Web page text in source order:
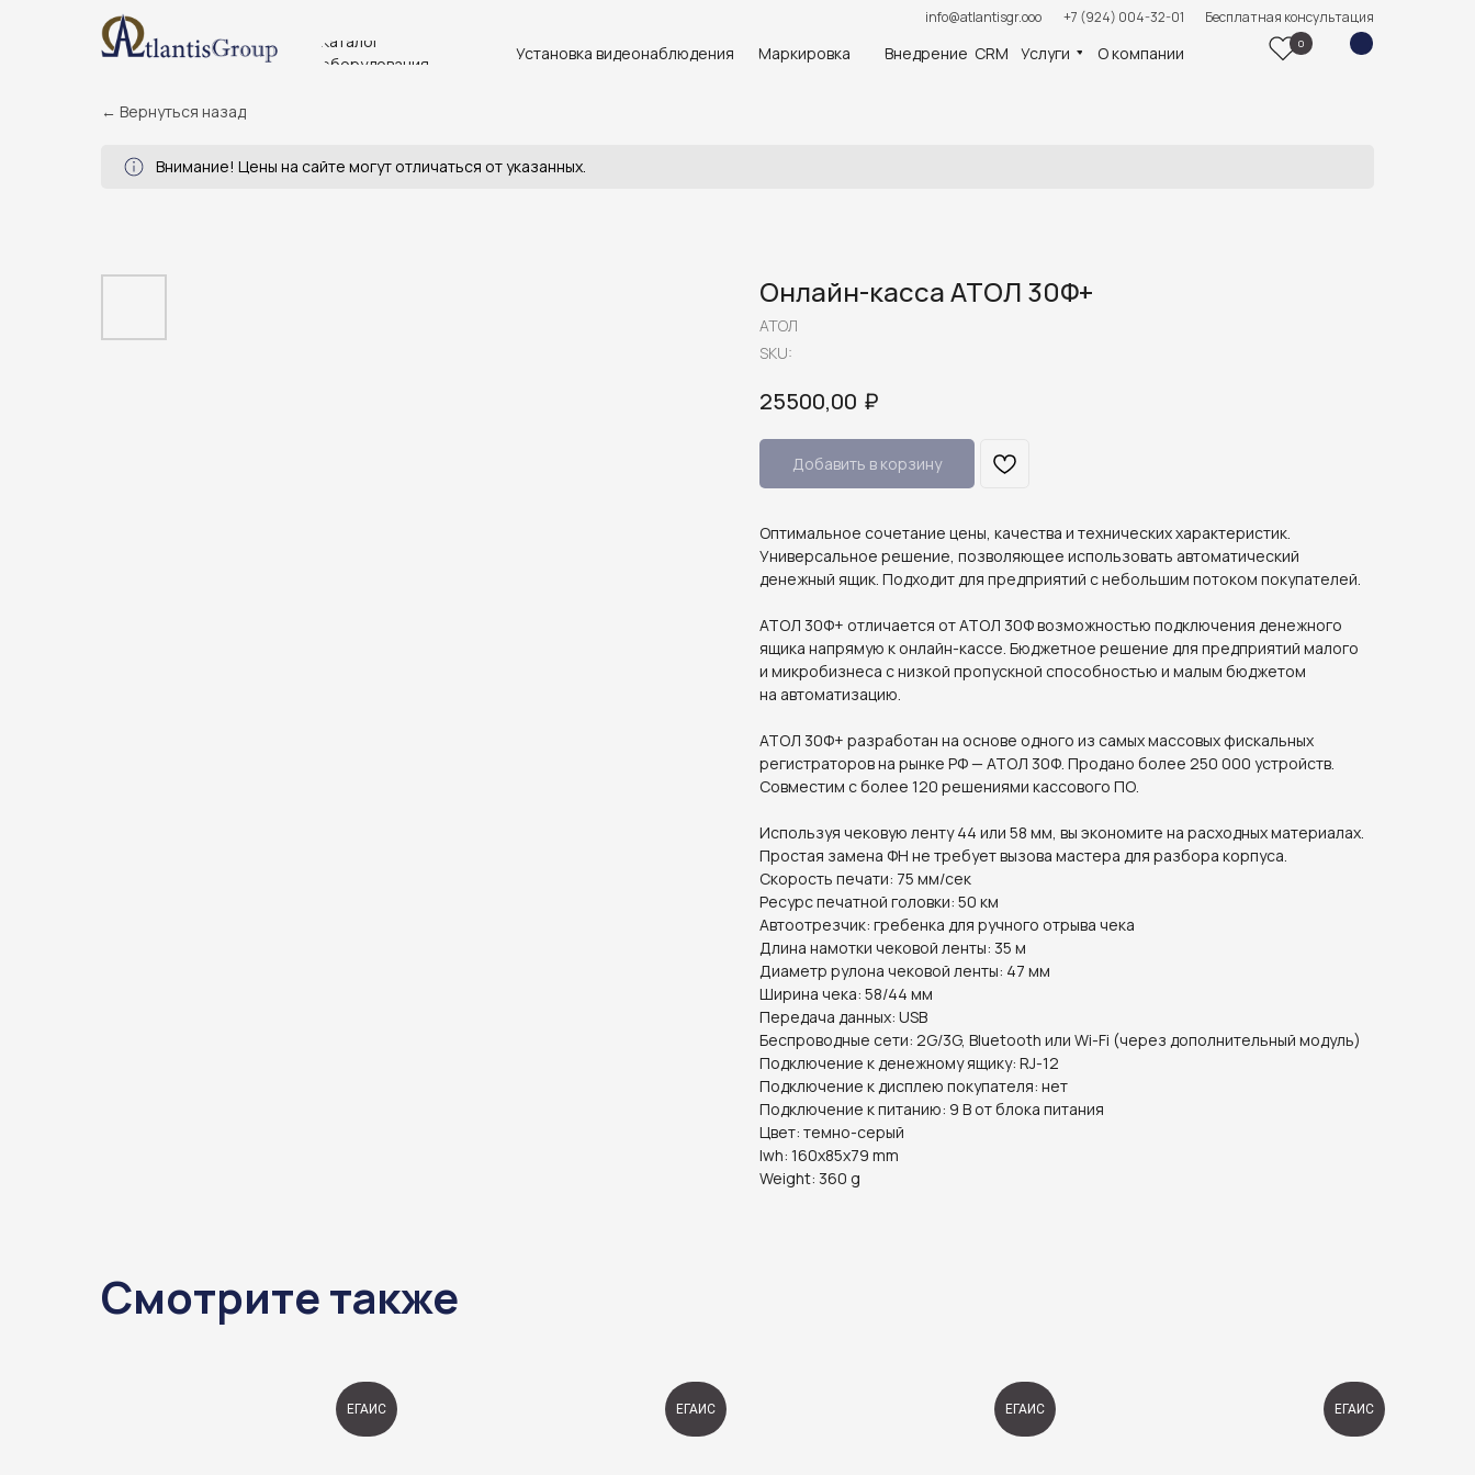
Бесплатная консультация
+7 (924) 004-32-01
info@atlantisgr.ooo
0
Установка видеонаблюдения
Каталог
оборудования
Маркировка Услуги О компании
Внедрение CRM
← Вернуться назад
Внимание! Цены на сайте могут отличаться от указанных.
Онлайн-касса АТОЛ 30Ф+
АТОЛ
SKU:
25500,00 ₽
Добавить в корзину
Оптимальное сочетание цены, качества и технических характеристик.
Универсальное решение, позволяющее использовать автоматический
денежный ящик. Подходит для предприятий с небольшим потоком покупателей.
АТОЛ 30Ф+ отличается от АТОЛ 30Ф возможностью подключения денежного
ящика напрямую к онлайн-кассе. Бюджетное решение для предприятий малого
и микробизнеса с низкой пропускной способностью и малым бюджетом
на автоматизацию.
АТОЛ 30Ф+ разработан на основе одного из самых массовых фискальных
регистраторов на рынке РФ — АТОЛ 30Ф. Продано более 250 000 устройств.
Совместим с более 120 решениями кассового ПО.
Используя чековую ленту 44 или 58 мм, вы экономите на расходных материалах.
Простая замена ФН не требует вызова мастера для разбора корпуса.
Скорость печати: 75 мм/сек
Ресурс печатной головки: 50 км
Автоотрезчик: гребенка для ручного отрыва чека
Длина намотки чековой ленты: 35 м
Диаметр рулона чековой ленты: 47 мм
Ширина чека: 58/44 мм
Передача данных: USB
Беспроводные сети: 2G/3G, Bluetooth или Wi-Fi (через дополнительный модуль)
Подключение к денежному ящику: RJ-12
Подключение к дисплею покупателя: нет
Подключение к питанию: 9 В от блока питания
Цвет: темно-серый
lwh: 160x85x79 mm
Weight: 360 g
Смотрите также
ЕГАИС ЕГАИС ЕГАИС ЕГАИС